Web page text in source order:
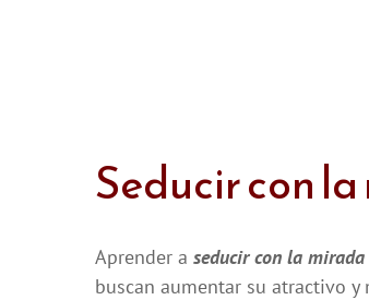
Seducir con
Aprender a seducir con la mirada
buscan aumentar su atractivo